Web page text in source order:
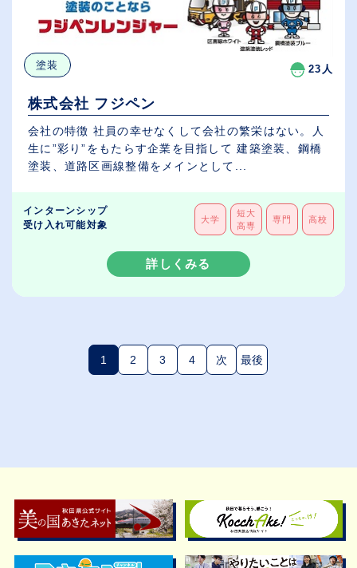
塗装 23人
株式会社 フジペン
会社の特徴 社員の幸せなくして会社の繁栄はない。人
生に”彩り”をもたらす企業を目指して 建築塗装、鋼橋
塗装、道路区画線整備をメインとして...
インターンシップ
受け入れ可能対象
大学
短大
高専
専門 高校
詳しくみる
1(現在のページ)
2 3 4 次 最後